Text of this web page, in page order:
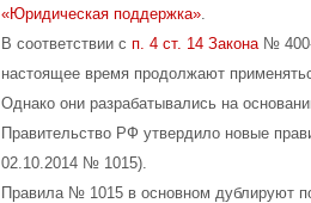
«Юридическая поддержка»
В соответствии с п. 4 ст. 14 Закона №
настоящее время продолжают
Однако они разрабатывались на
Правительство РФ утвердило новые
02.10.2014 № 1015).
Правила № 1015 в основном дублируют